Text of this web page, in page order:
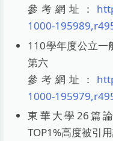
參考網址：
1000-
110學年度公立一
第六
參考網址：
1000-
東華大學26篇
TOP1%高度被引